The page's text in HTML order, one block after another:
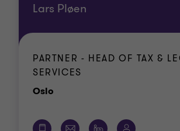
Lars Pløen
PARTNER - HEAD OF TAX &
SERVICES
Oslo